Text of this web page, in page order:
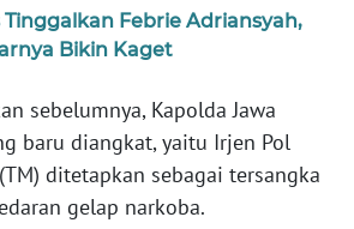
Tinggalkan Febrie Adriansyah,
Bikin Kaget
sebelumnya, Kapolda Jawa
baru diangkat, yaitu Irjen Pol
ditetapkan sebagai tersangka
gelap narkoba.